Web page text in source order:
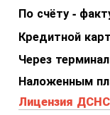
По счёту -
Кредитной
Через терминал
Наложенным
Лицензия